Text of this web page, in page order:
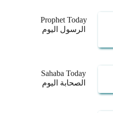
Prophet Today
الرسول اليوم
Sahaba Today
الصحابة اليوم